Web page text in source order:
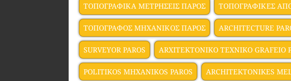
ΤΟΠΟΓΡΑΦΙΚΑ ΜΕΤΡΗΣΕΙΣ ΠΑΡΟΣ ΤΟΠΟΓΡΑΦΙΚΕΣ
ΤΟΠΟΓΡΑΦΟΣ ΜΗΧΑΝΙΚΟΣ ΠΑΡΟΣ ARCHITECTURE
SURVEYOR PAROS ARXITEKTONIKO TEXNIKO GRAFEIO
POLITIKOS MHXANIKOS PAROS ARCHITEKTONIKES